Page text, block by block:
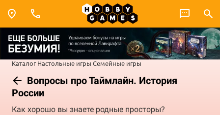
Каталог Настольные игры Семейные игры
Вопросы про Таймлайн. История
России
Как хорошо вы знаете родные просторы?